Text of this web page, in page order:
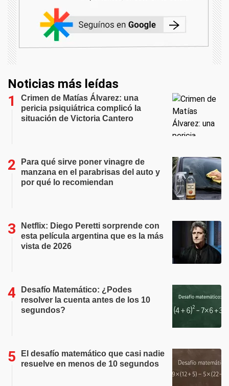
Noticias más leídas
Crimen de Matías Álvarez: una
pericia psiquiátrica complicó la
situación de Victoria Cantero
Para qué sirve poner vinagre de
manzana en el parabrisas del auto y
por qué lo recomiendan
Netflix: Diego Peretti sorprende con
esta película argentina que es la más
vista de 2026
Desafío Matemático: ¿Podes
resolver la cuenta antes de los 10
segundos?
El desafío matemático que casi nadie
resuelve en menos de 10 segundos